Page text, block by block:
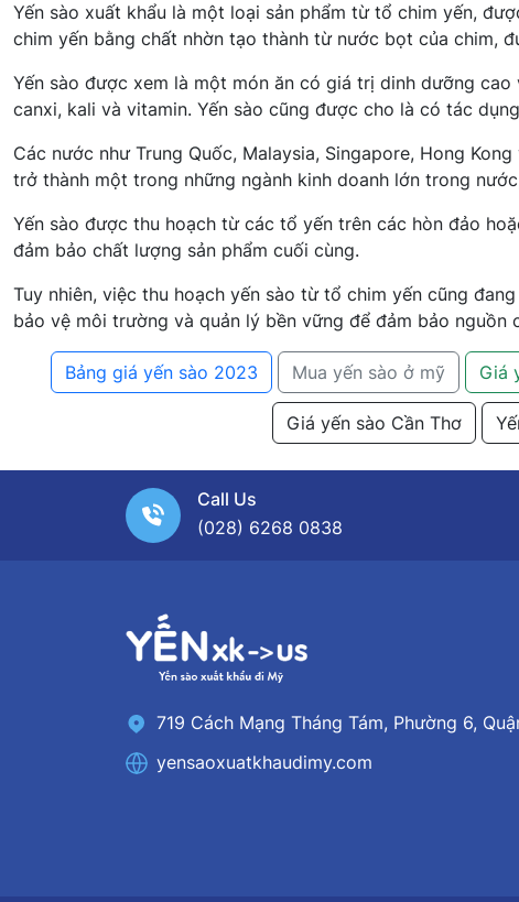
Yến sào xuất khẩu là một loại sản phẩm từ tổ chim yến,
chim yến bằng chất nhờn tạo thành từ nước bọt của chim,
Yến sào được xem là một món ăn có giá trị dinh dưỡng
canxi, kali và vitamin. Yến sào cũng được cho là có tác
Các nước như Trung Quốc, Malaysia, Singapore, Hong
trở thành một trong những ngành kinh doanh lớn trong
Yến sào được thu hoạch từ các tổ yến trên các hòn đảo
đảm bảo chất lượng sản phẩm cuối cùng.
Tuy nhiên, việc thu hoạch yến sào từ tổ chim yến cũng
bảo vệ môi trường và quản lý bền vững để đảm bảo nguồn
Bảng giá yến sào 2023 Mua yến sào ở mỹ Giá
Giá yến sào Cần Thơ
Call Us
(028) 6268 0838
719 Cách Mạng Tháng Tám, Phường 6,
yensaoxuatkhaudimy.com